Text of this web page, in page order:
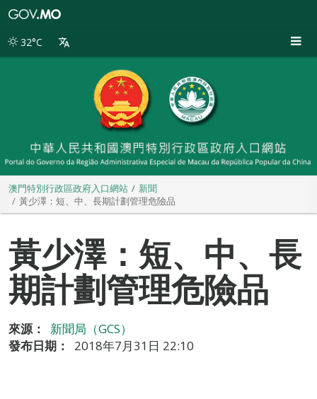
別
32°C
澳門特別行政區政府入口網站
新聞
黃少澤：短、中、長期計劃管理危險品
黃少澤：短、中、長
期計劃管理危險品
來源：
新聞局（GCS）
發布日期：
2018年7月31日 22:10